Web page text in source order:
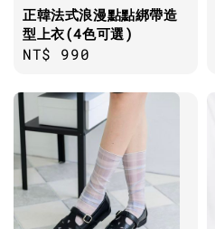
正韓法式浪漫點點綁帶造
型上衣(4色可選)
Regular
NT$ 990